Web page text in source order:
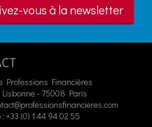
vous à la newsletter
Professions Financières
- 75008 Paris
: +33 (0) 1 44 94 02 55